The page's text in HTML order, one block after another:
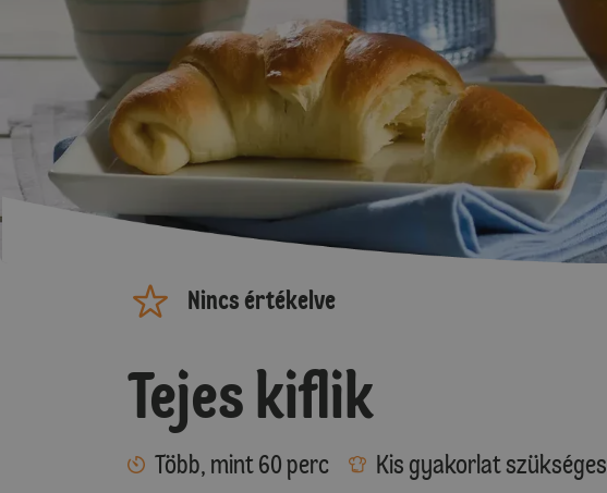
Nincs értékelve
Tejes kiflik
Több, mint 60 perc Kis gyakorlat szükséges